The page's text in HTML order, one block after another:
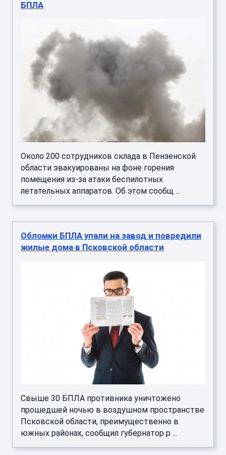
БПЛА
Около 200 сотрудников склада в Пензенской
области эвакуированы на фоне горения
помещения из-за атаки беспилотных
летательных аппаратов. Об этом сообщ ...
Обломки БПЛА упали на завод и повредили
жилые дома в Псковской области
Свыше 30 БПЛА противника уничтожено
прошедшей ночью в воздушном пространстве
Псковской области, преимущественно в
южных районах, сообщил губернатор р ...